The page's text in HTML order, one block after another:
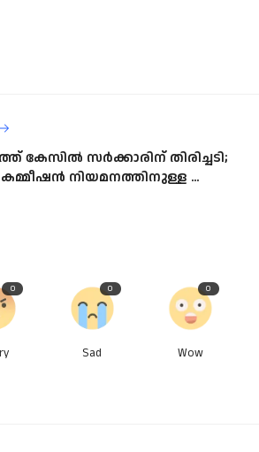
കേസില്‍ സർക്കാരിന് തിരിച്ചടി;
നിയമനത്തിനുള്ള ...
0 0
Sad
0
Wow